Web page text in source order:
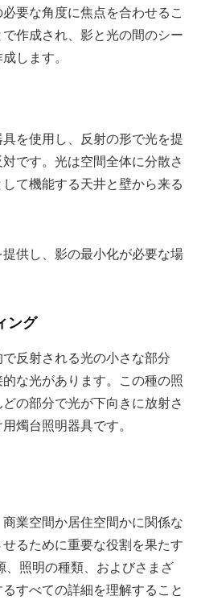
要な角度に焦点を合わせるこ
作成され、影と光の間のシー
します。
を使用し、反射の形で光を提
です。光は空間全体に分散さ
て機能する天井と壁から来る
供し、影の最小化が必要な場
ング
反射される光の小さな部分
な光があります。この種の照
の部分で光が下向きに放射さ
燭台照明器具です。
業空間か居住空間かに関係な
るために重要な役割を果たす
、照明の種類、およびさまざ
すべての詳細を理解すること